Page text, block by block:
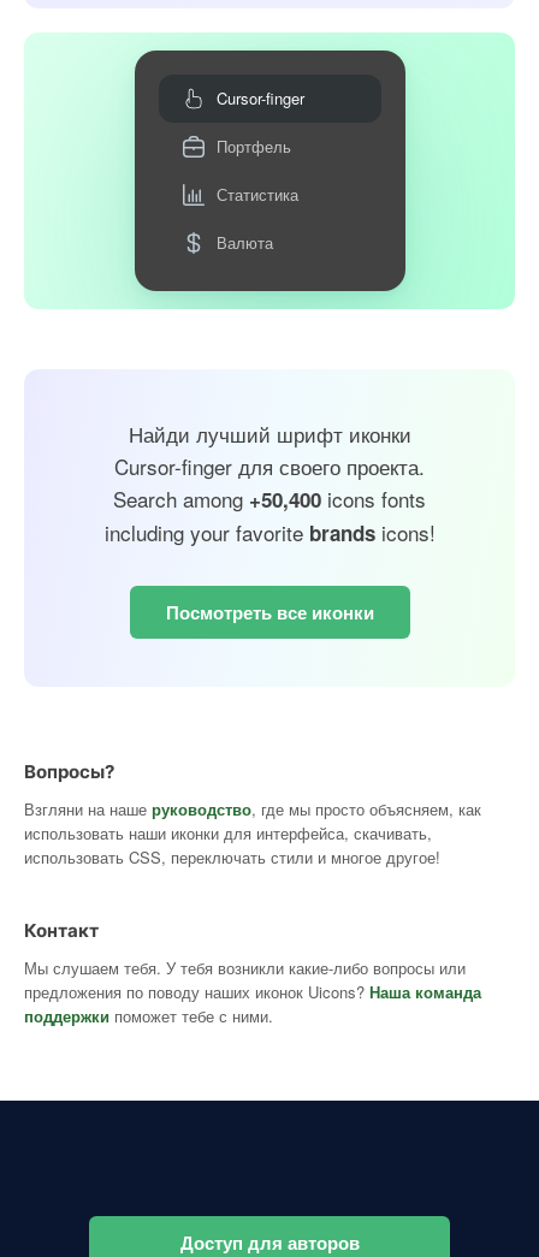
Cursor-finger
Портфель
Статистика
Валюта
Найди лучший шрифт иконки
Cursor-finger для своего проекта.
Search among +50,400 icons fonts
including your favorite brandsicons!
Посмотреть все иконки
Вопросы?
Взгляни на наше руководство, где мы просто объясняем, как
использовать наши иконки для интерфейса, скачивать,
использовать CSS, переключать стили и многое другое!
Контакт
Мы слушаем тебя. У тебя возникли какие-либо вопросы или
предложения по поводу наших иконок Uicons? Наша команда
поддержки поможет тебе с ними.
Доступ для авторов